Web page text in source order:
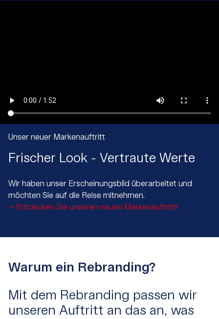
Unser neuer Markenauftritt
Frischer Look - Vertraute Werte
Wir haben unser Erscheinungsbild überarbeitet und
möchten Sie auf die Reise mitnehmen.
Entdecken Sie unseren neuen Markenauftritt!
Warum ein Rebranding?
Mit dem Rebranding passen wir
unseren Auftritt an das an, was